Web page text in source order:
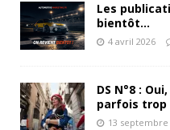
Les
bientôt…
4 avril 2026
DS N°8 :
parfois trop
13 septembre